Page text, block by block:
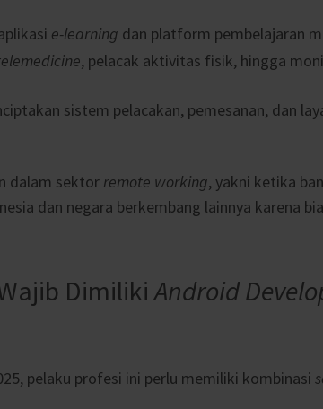
e-learning dan platform pembelajaran
, pelacak aktivitas fisik, hingga
sistem pelacakan, pemesanan, dan
dalam sektor remote working, yakni ketika
dan negara berkembang lainnya karena
DimilikiAndroid
pelaku profesi ini perlu memiliki kombinasi